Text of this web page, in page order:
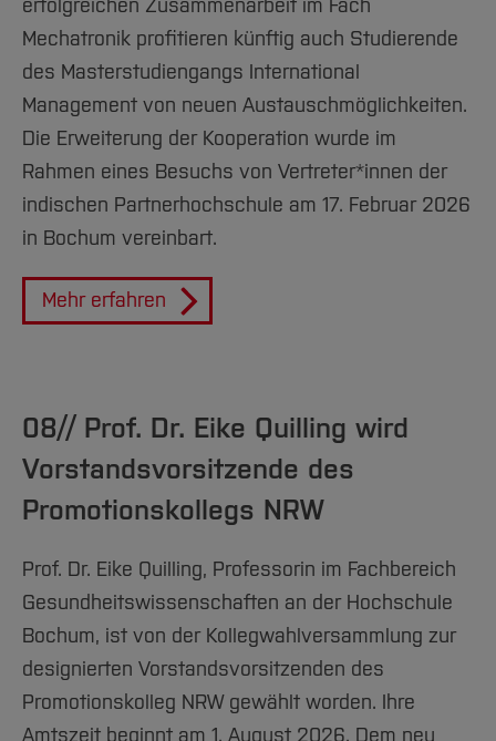
erfolgreichen Zusammenarbeit im Fach
Mechatronik profitieren künftig auch Studierende
des Masterstudiengangs International
Management von neuen Austauschmöglichkeiten.
Die Erweiterung der Kooperation wurde im
Rahmen eines Besuchs von Vertreter*innen der
indischen Partnerhochschule am 17. Februar 2026
in Bochum vereinbart.
Mehr erfahren
08// Prof. Dr. Eike Quilling wird
Vorstandsvorsitzende des
Promotionskollegs NRW
Prof. Dr. Eike Quilling, Professorin im Fachbereich
Gesundheitswissenschaften an der Hochschule
Bochum, ist von der Kollegwahlversammlung zur
designierten Vorstandsvorsitzenden des
Promotionskolleg NRW gewählt worden. Ihre
Amtszeit beginnt am 1. August 2026. Dem neu